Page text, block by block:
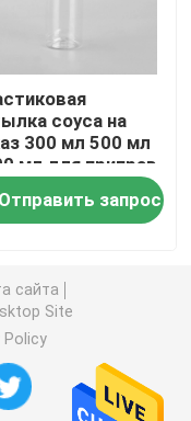
соуса на
300 мл 500 мл
мл для приправ
Отправить запрос
сайта
Site
Policy